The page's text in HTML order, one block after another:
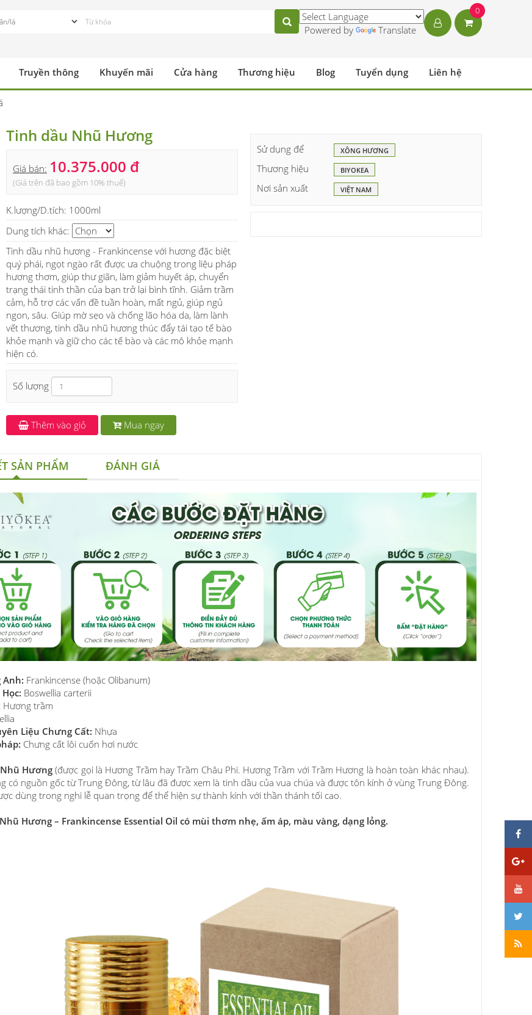
Powered by Translate
0
Truyền thông Khuyến mãi Cửa hàng Thương hiệu Blog Tuyển dụng Liên hệ
Tinh dầu Nhũ Hương
Giá bán: 10.375.000 đ
(Giá trên đã bao gồm 10% thuế)
K.lượng/D.tích: 1000ml
Dung tích khác:
Tinh dầu nhũ hương - Frankincense với hương đặc biệt
quý phái, ngọt ngào rất được ưa chuộng trong liệu pháp
hương thơm, giúp thư giãn, làm giảm huyết áp, chuyển
trạng thái tinh thần của bạn trở lại bình tĩnh. Giảm trầm
cảm, hỗ trợ các vấn đề tuần hoàn, mất ngủ, giúp ngủ
ngon, sâu. Giúp mờ sẹo và chống lão hóa da, làm lành
vết thương, tinh dầu nhũ hương thúc đẩy tái tạo tế bào
khỏe mạnh và giữ cho các tế bào và các mô khỏe mạnh
hiện có.
Số lượng
Thêm vào giỏ Mua ngay
Sử dụng để XÔNG HƯƠNG
Thương hiệu BIYOKEA
Nơi sản xuất VIỆT NAM
SẢN PHẨM ĐÁNH GIÁ
Anh: Frankincense (hoặc Olibanum)
Boswellia carterii
Hương trầm
Liệu Chưng Cất: Nhựa
Chưng cất lôi cuốn hơi nước
Hương(được gọi là Hương Trầm hay Trầm Châu Phi. Hương Trầm với Trầm Hương là hoàn toàn khác nhau).
có nguồn gốc từ Trung Đông, từ lâu đã được xem là tinh dầu của vua chúa và được tôn kính ở vùng Trung Đông.
dùng trong nghi lễ quan trọng để thể hiện sự thành kính với thần thánh tối cao.
Hương – Frankincense Essential Oil có mùi thơm nhẹ, ấm áp, màu vàng, dạng lỏng.